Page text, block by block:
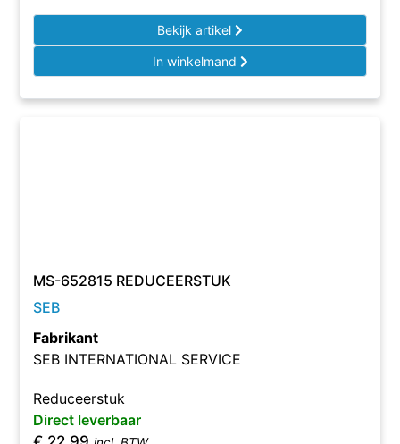
Bekijk artikel
In winkelmand
MS-652815 REDUCEERSTUK
SEB
Fabrikant
SEB INTERNATIONAL SERVICE
Reduceerstuk
Direct leverbaar